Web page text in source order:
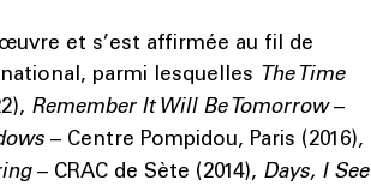
et s’est affirmée au fil de
parmi lesquelles The Time
Remember It Will Be Tomorrow–
– Centre Pompidou, Paris (2016),
– CRAC de Sète (2014), Days, I See